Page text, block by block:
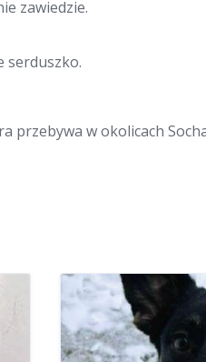
zawiedzie.
serduszko.
przebywa w okolicach